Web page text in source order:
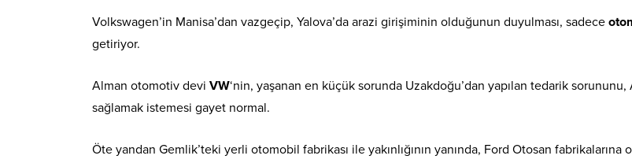
Volkswagen’in Manisa’dan vazgeçip, Yalova’da arazi girişiminin olduğunun duyulması, sadece
getiriyor.
Alman otomotiv devi VW‘nin, yaşanan en küçük sorunda Uzakdoğu’dan yapılan tedarik
sağlamak istemesi gayet normal.
Öte yandan Gemlik’teki yerli otomobil fabrikası ile yakınlığının yanında, Ford Otosan fabrikalarına